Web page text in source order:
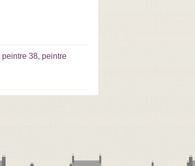
peintre 38, peintre